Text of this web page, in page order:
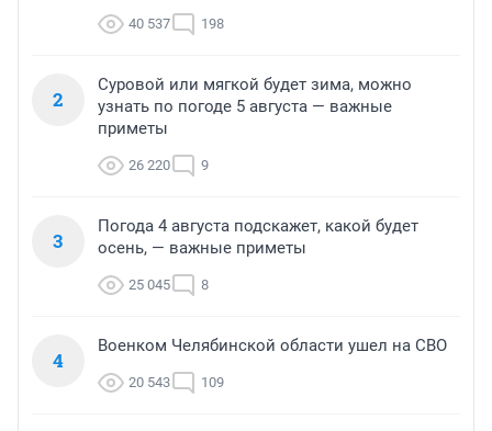
40 537 198
2
Суровой или мягкой будет зима, можно
узнать по погоде 5 августа — важные
приметы
26 220 9
3
Погода 4 августа подскажет, какой будет
осень, — важные приметы
25 045 8
4
Военком Челябинской области ушел на СВО
20 543 109